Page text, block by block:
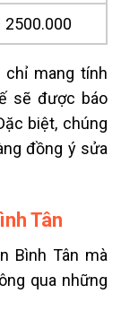
2500.000
mang tính
sẽ được báo
biệt, chúng
đồng ý sửa
Tân
Bình Tân mà
qua những